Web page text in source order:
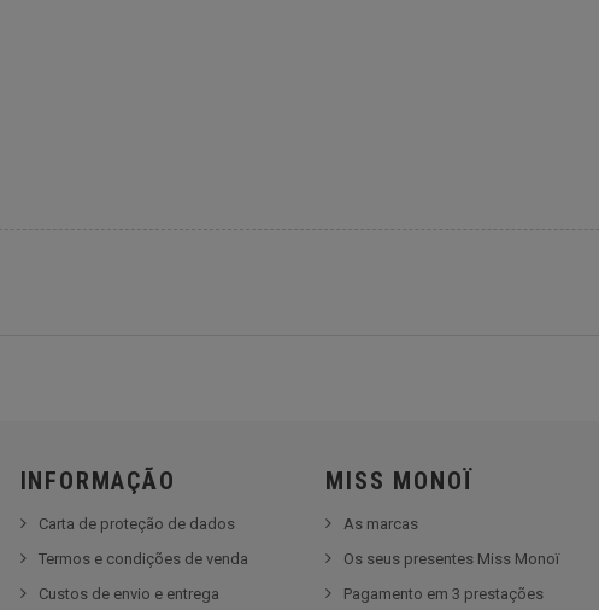
INFORMAÇÃO
Carta de proteção de dados
Termos e condições de venda
Custos de envio e entrega
MISS MONOÏ
As marcas
Os seus presentes Miss Monoï
Pagamento em 3 prestações